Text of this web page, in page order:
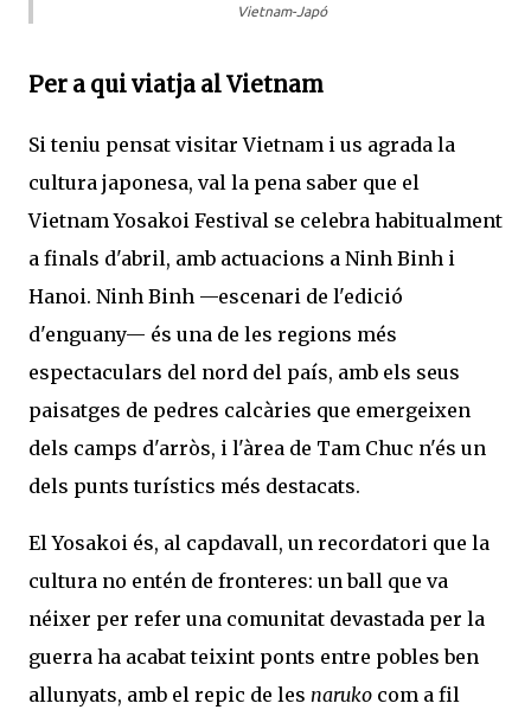
Vietnam-Japó
Per a qui viatja al Vietnam
Si teniu pensat visitar Vietnam i us agrada la
cultura japonesa, val la pena saber que el
Vietnam Yosakoi Festival se celebra habitualment
a finals d'abril, amb actuacions a Ninh Binh i
Hanoi. Ninh Binh —escenari de l'edició
d'enguany— és una de les regions més
espectaculars del nord del país, amb els seus
paisatges de pedres calcàries que emergeixen
dels camps d'arròs, i l'àrea de Tam Chuc n'és un
dels punts turístics més destacats.
El Yosakoi és, al capdavall, un recordatori que la
cultura no entén de fronteres: un ball que va
néixer per refer una comunitat devastada per la
guerra ha acabat teixint ponts entre pobles ben
allunyats, amb el repic de les naruko com a fil